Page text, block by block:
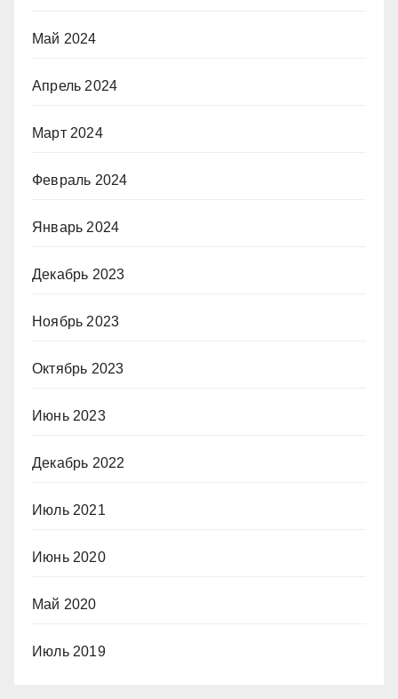
Май 2024
Апрель 2024
Март 2024
Февраль 2024
Январь 2024
Декабрь 2023
Ноябрь 2023
Октябрь 2023
Июнь 2023
Декабрь 2022
Июль 2021
Июнь 2020
Май 2020
Июль 2019